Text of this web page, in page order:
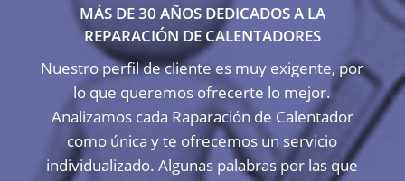
MÁS DE 30 AÑOS DEDICADOS A LA
REPARACIÓN DE CALENTADORES
Nuestro perfil de cliente es muy exigente, por
lo que queremos ofrecerte lo mejor.
Analizamos cada Raparación de Calentador
como única y te ofrecemos un servicio
individualizado. Algunas palabras por las que